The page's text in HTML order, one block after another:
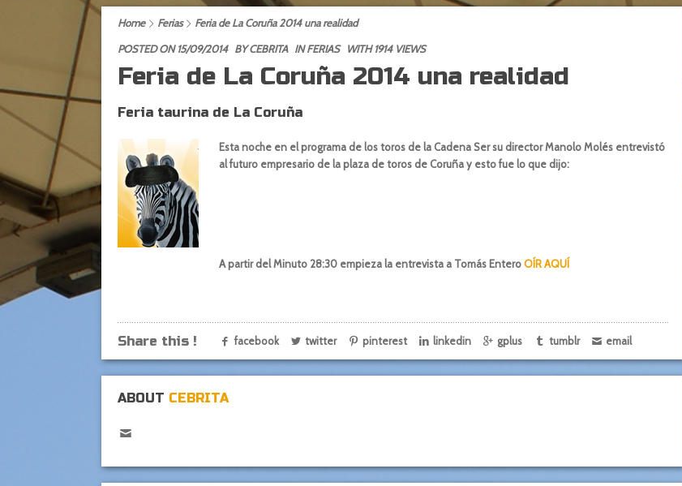
Home Ferias
Feria de La Coruña 2014 una realidad
POSTED ON 15/09/2014 BYCEBRITA INFERIAS WITH 1914 VIEWS
Feria de La Coruña 2014 una realidad
Feria taurina de La Coruña
Esta noche en el programa de los toros de la Cadena Ser su director Manolo Molés entrevistó
al futuro empresario de la plaza de toros de Coruña y esto fue lo que dijo:
A partir del Minuto 28:30 empieza la entrevista a Tomás EnteroOÍR AQUÍ
Share this ! facebook twitter pinterest linkedin gplus tumblr email
ABOUT CEBRITA